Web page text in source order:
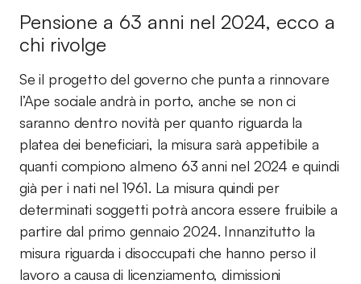
Pensione a 63 anni nel 2024, ecco a
chi rivolge
Se il progetto del governo che punta a rinnovare
l’Ape sociale andrà in porto, anche se non ci
saranno dentro novità per quanto riguarda la
platea dei beneficiari, la misura sarà appetibile a
quanti compiono almeno 63 anni nel 2024 e quindi
già per i nati nel 1961. La misura quindi per
determinati soggetti potrà ancora essere fruibile a
partire dal primo gennaio 2024. Innanzitutto la
misura riguarda i disoccupati che hanno perso il
lavoro a causa di licenziamento, dimissioni